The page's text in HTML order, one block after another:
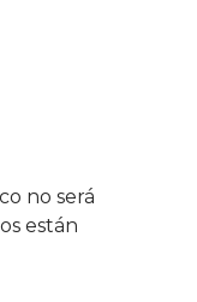
no será
están